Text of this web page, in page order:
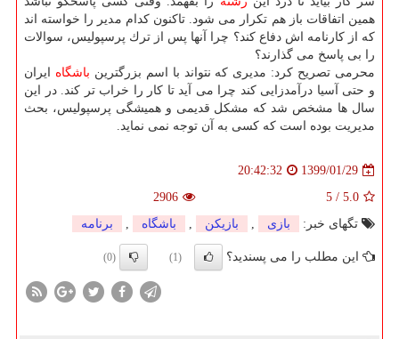
همین اتفاقات باز هم تكرار می شود. تاكنون كدام مدیر را خواسته اند
كه از كارنامه اش دفاع كند؟ چرا آنها پس از ترك پرسپولیس، سوالات
را بی پاسخ می گذارند؟
محرمی تصریح كرد: مدیری كه نتواند با اسم بزرگترین باشگاه ایران
و حتی آسیا درآمدزایی كند چرا می آید تا كار را خراب تر كند. در این
سال ها مشخص شد كه مشكل قدیمی و همیشگی پرسپولیس، بحث
مدیریت بوده است كه كسی به آن توجه نمی نماید.
1399/01/29
20:42:32
5.0
/
5
2906
تگهای خبر:
بازی , بازیكن , باشگاه , برنامه
این مطلب را می پسندید؟ (1)
(0)